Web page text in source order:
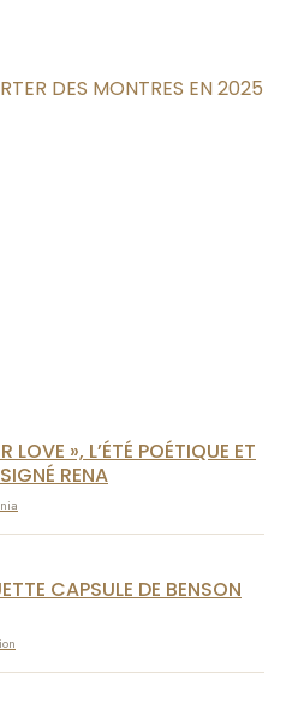
LOVE », L’ÉTÉ POÉTIQUE ET
RENA
CAPSULE DE BENSON